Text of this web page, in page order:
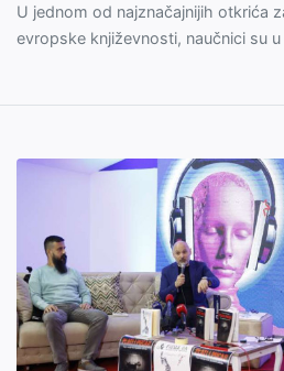
U jednom od najznačajnijih otkrića
evropske književnosti, naučnici su u